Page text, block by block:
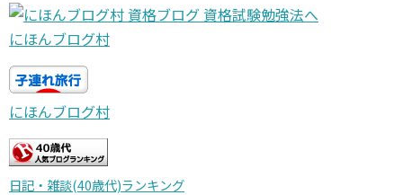
にほんブログ村
にほんブログ村
日記・雑談(40歳代)ランキング